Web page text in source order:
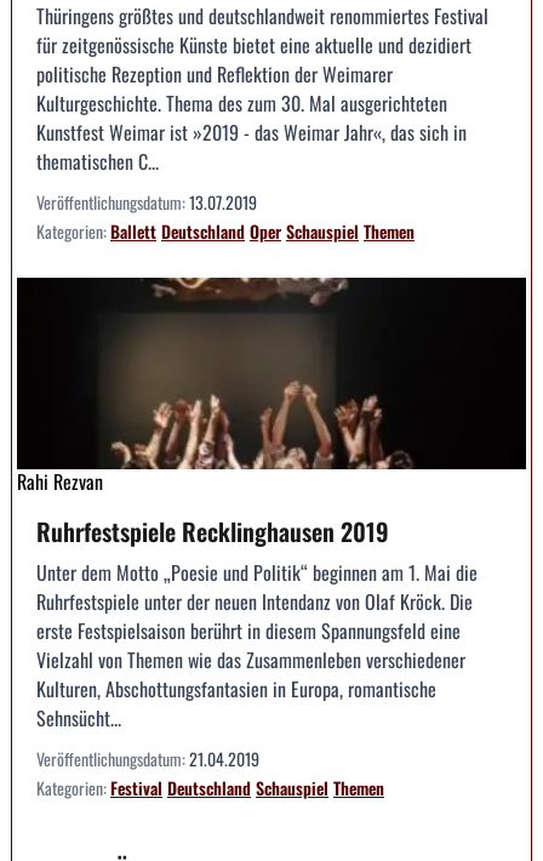
Thüringens größtes und deutschlandweit renommiertes Festival
für zeitgenössische Künste bietet eine aktuelle und dezidiert
politische Rezeption und Reflektion der Weimarer
Kulturgeschichte. Thema des zum 30. Mal ausgerichteten
Kunstfest Weimar ist »2019 - das Weimar Jahr«, das sich in
thematischen C...
Veröffentlichungsdatum:13.07.2019
Kategorien:BallettDeutschlandOperSchauspiel Themen
Rahi Rezvan
Ruhrfestspiele Recklinghausen 2019
Unter dem Motto „Poesie und Politik“ beginnen am 1. Mai die
Ruhrfestspiele unter der neuen Intendanz von Olaf Kröck. Die
erste Festspielsaison berührt in diesem Spannungsfeld eine
Vielzahl von Themen wie das Zusammenleben verschiedener
Kulturen, Abschottungsfantasien in Europa, romantische
Sehnsücht...
Veröffentlichungsdatum:21.04.2019
Kategorien:Festival DeutschlandSchauspiel Themen